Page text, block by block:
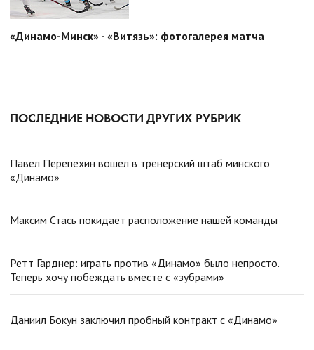
«Динамо-Минск» - «Витязь»: фотогалерея матча
ПОСЛЕДНИЕ НОВОСТИ ДРУГИХ РУБРИК
Павел Перепехин вошел в тренерский штаб минского
«Динамо»
Максим Стась покидает расположение нашей команды
Ретт Гарднер: играть против «Динамо» было непросто.
Теперь хочу побеждать вместе с «зубрами»
Даниил Бокун заключил пробный контракт с «Динамо»